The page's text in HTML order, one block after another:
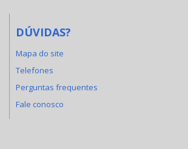
DÚVIDAS?
Mapa do site
Telefones
Perguntas frequentes
Fale conosco